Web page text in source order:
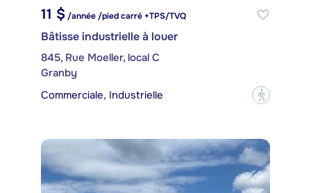
11 $ /année /pied carré +TPS/TVQ
Bâtisse industrielle à louer
845, Rue Moeller, local C
Granby
Commerciale, Industrielle
?